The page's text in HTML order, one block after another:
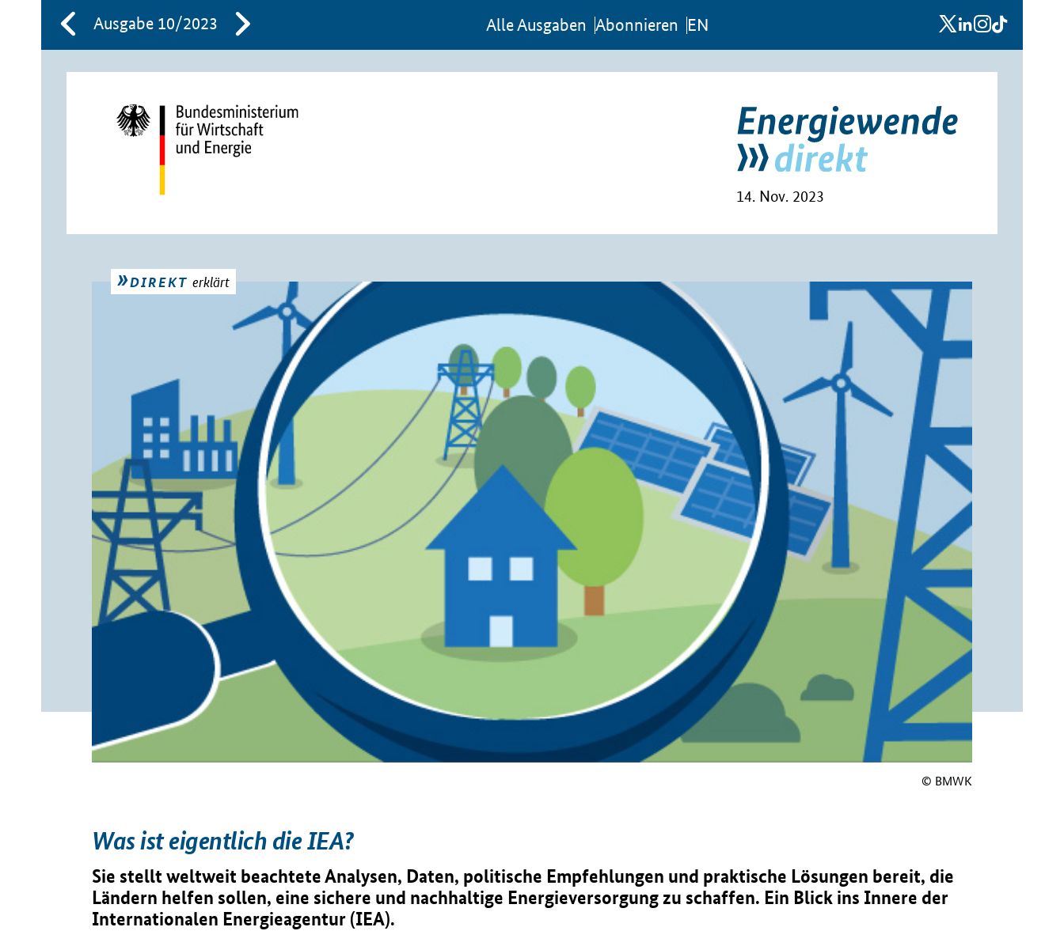
Ausgabe 10/2023 Al­le Aus­ga­ben Abon­nie­ren EN x linkedin
instagram
14. Nov. 2023
DIREKT erklärt
© BMWK
Was ist eigentlich die IEA?
Sie stellt weltweit beachtete Analysen, Daten, politische Empfehlungen und praktische Lösungen bereit, die
Ländern helfen sollen, eine sichere und nachhaltige Energieversorgung zu schaffen. Ein Blick ins Innere der
Internationalen Energieagentur (IEA).